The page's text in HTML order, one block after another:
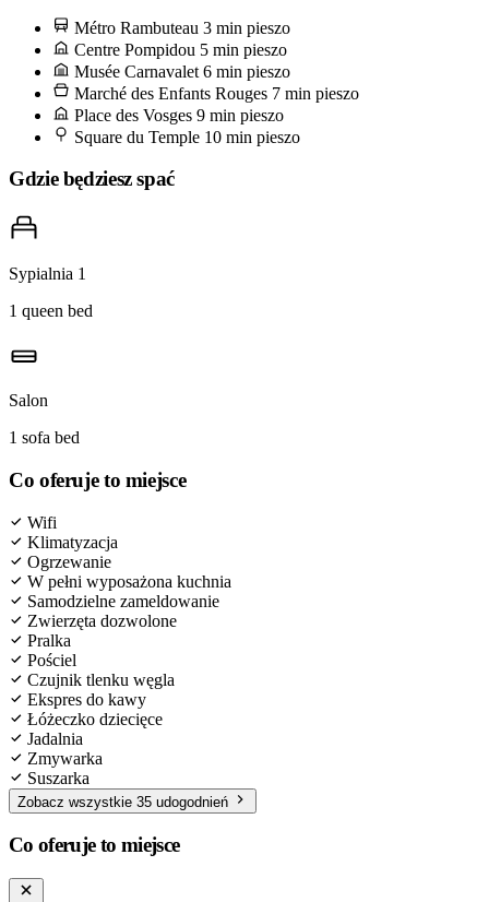
herbaty miętowej, łokcie oparte na wspólnej drewnianej ławce.
Sobotnie lunche to chaos w najlepszym wydaniu; wtorkowe poranki
należą już tylko do ciebie i sprzedawców.
Métro Rambuteau 3 min pieszo
Centre Pompidou 5 min pieszo
Musée Carnavalet 6 min pieszo
Marché des Enfants Rouges 7 min pieszo
Place des Vosges 9 min pieszo
Square du Temple 10 min pieszo
Gdzie będziesz spać
Sypialnia 1
1 queen bed
Salon
1 sofa bed
Co oferuje to miejsce
Wifi
Klimatyzacja
Ogrzewanie
W pełni wyposażona kuchnia
Samodzielne zameldowanie
Zwierzęta dozwolone
Pralka
Pościel
Czujnik tlenku węgla
Ekspres do kawy
Łóżeczko dziecięce
Jadalnia
Zmywarka
Suszarka
Zobacz wszystkie 35 udogodnień
Co oferuje to miejsce